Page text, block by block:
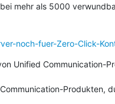
mehr als 5000
noch-fuer-Zero-Click-
Unified Communication-
Produkten,